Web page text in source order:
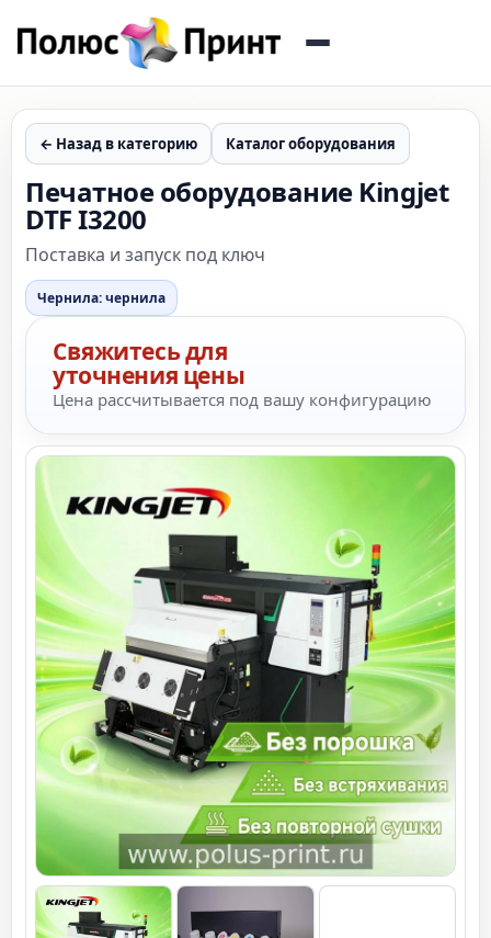
← Назад в категорию Каталог оборудования
Печатное оборудование Kingjet
DTF I3200
Поставка и запуск под ключ
Чернила: чернила
Свяжитесь для
уточнения цены
Цена рассчитывается под вашу конфигурацию